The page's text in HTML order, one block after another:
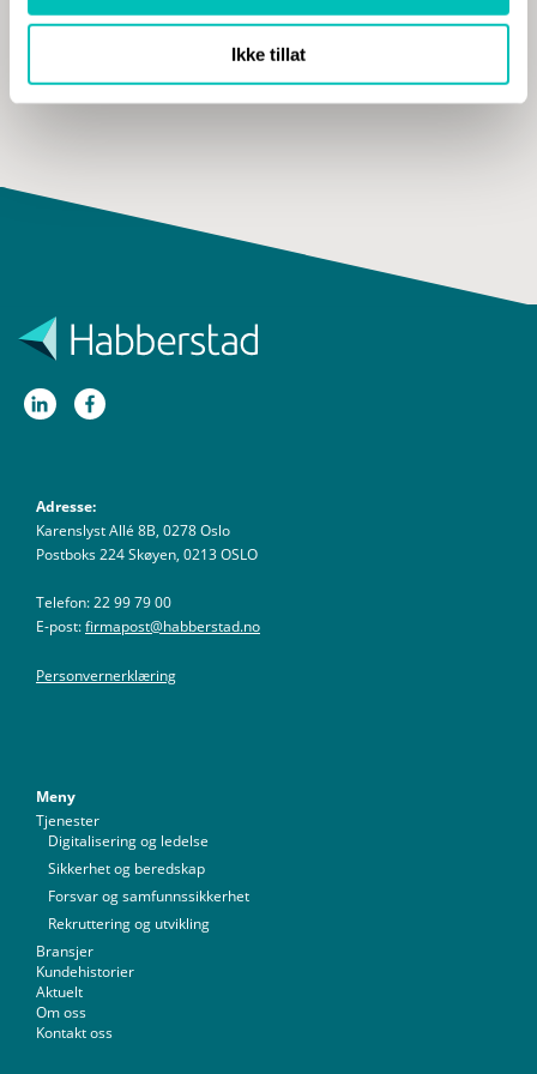
Ikke tillat
Adresse:
Karenslyst Allé 8B, 0278 Oslo
Postboks 224 Skøyen, 0213 OSLO
Telefon: 22 99 79 00
E-post:firmapost@habberstad.no
Personvernerklæring
Meny
Tjenester
Digitalisering og ledelse
Sikkerhet og beredskap
Forsvar og samfunnssikkerhet
Rekruttering og utvikling
Bransjer
Kundehistorier
Aktuelt
Om oss
Kontakt oss